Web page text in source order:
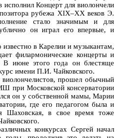
исполнил Концерт для виолончели
рубежа XIX–XX веков Э.
стало значимым и для
он играл его впервые, и
в Карелии и музыкантам,
филармонические концерты и
В июне этого года он блестяще
имени П.И. Чайковского.
прошел обычный
при Московской консерватории
он у собственной мамы, Марии
где его педагогом была и
Шаховская, в свое время тоже
конкурсах Сергей начал